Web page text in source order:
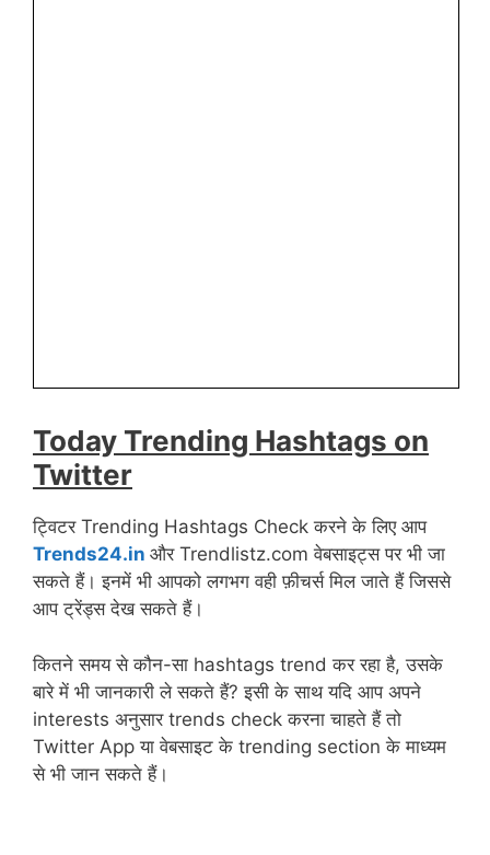
Today Trending Hashtags on
Twitter
ट्विटर Trending Hashtags Check करने के लिए आप
Trends24.in और Trendlistz.com वेबसाइट्स पर भी जा
सकते हैं। इनमें भी आपको लगभग वही फ़ीचर्स मिल जाते हैं जिससे
आप ट्रेंड्स देख सकते हैं।
कितने समय से कौन-सा hashtags trend कर रहा है, उसके
बारे में भी जानकारी ले सकते हैं? इसी के साथ यदि आप अपने
interests अनुसार trends check करना चाहते हैं तो
Twitter App या वेबसाइट के trending section के माध्यम
से भी जान सकते हैं।